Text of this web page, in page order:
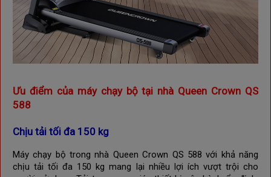
Ưu điểm của máy chạy bộ tại nhà Queen Crown QS
588
Chịu tải tối đa 150 kg
Máy chạy bộ trong nhà Queen Crown QS 588 với khả năng
chịu tải tối đa 150 kg mang lại nhiều lợi ích vượt trội cho